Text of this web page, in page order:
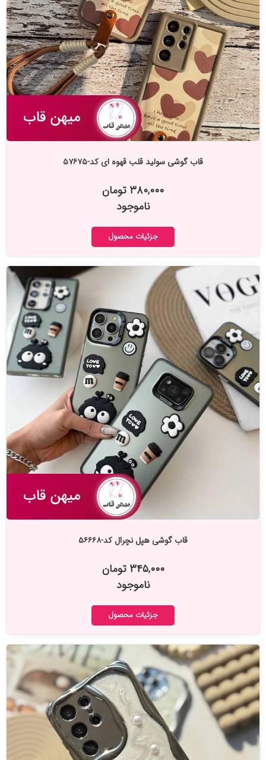
قاب گوشی سولید قلب قهوه ای کد-۵۷۶۷۵
۳۸۰,۰۰۰ تومان
ناموجود
جزئیات محصول
قاب گوشی هپل نچرال کد-۵۶۶۶۸
۳۴۵,۰۰۰ تومان
ناموجود
جزئیات محصول